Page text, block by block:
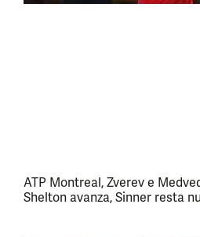
ATP Montreal, Zverev e
Shelton avanza, Sinner resta